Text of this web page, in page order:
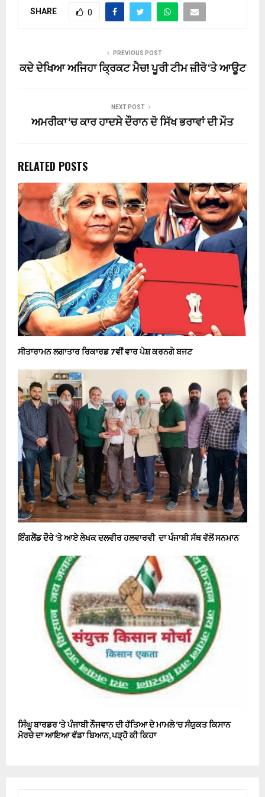
SHARE 0
PREVIOUS POST
ਕਦੇ ਦੇਖਿਆ ਅਜਿਹਾ ਕ੍ਰਿਕਟ ਮੈਚ! ਪੂਰੀ ਟੀਮ ਜ਼ੀਰੋ ‘ਤੇ ਆਊਟ
NEXT POST
ਅਮਰੀਕਾ ‘ਚ ਕਾਰ ਹਾਦਸੇ ਦੌਰਾਨ ਦੋ ਸਿੱਖ ਭਰਾਵਾਂ ਦੀ ਮੌਤ
RELATED POSTS
ਸੀਤਾਰਾਮਨ ਲਗਾਤਾਰ ਰਿਕਾਰਡ 7ਵੀਂ ਵਾਰ ਪੇਸ਼ ਕਰਨਗੇ ਬਜਟ
ਇੰਗਲੈਂਡ ਦੌਰੇ ‘ਤੇ ਆਏ ਲੇਖਕ ਦਲਵੀਰ ਹਲਵਾਰਵੀ ਦਾ ਪੰਜਾਬੀ ਸੱਥ ਵੱਲੋਂ ਸਨਮਾਨ
ਸਿੰਘੂ ਬਾਰਡਰ ‘ਤੇ ਪੰਜਾਬੀ ਨੌਜਵਾਨ ਦੀ ਹੱਤਿਆ ਦੇ ਮਾਮਲੇ ‘ਚ ਸੰਯੁਕਤ ਕਿਸਾਨ
ਮੋਰਚੇ ਦਾ ਆਇਆ ਵੱਡਾ ਬਿਆਨ, ਪੜ੍ਹੋ ਕੀ ਕਿਹਾ